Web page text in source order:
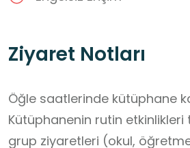
Ziyaret Notları
Öğle saatlerinde kütüphane
Kütüphanenin rutin etkinlikleri
grup ziyaretleri (okul,